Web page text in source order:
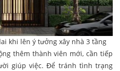
khi lên ý tưởng xây nhà 3 tầng
thêm thành viên mới, cần tiếp
giúp việc. Để tránh tình trạng